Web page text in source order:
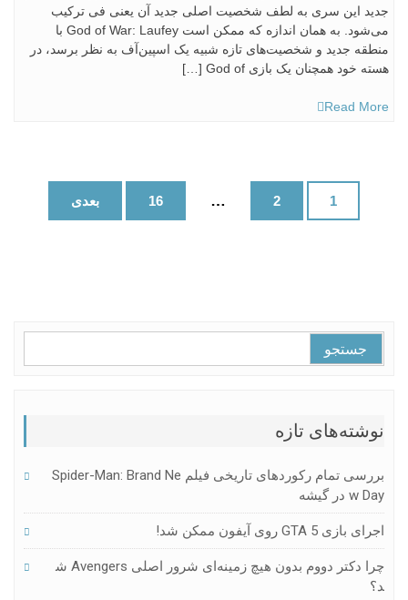
جدید این سری به لطف شخصیت اصلی جدید آن یعنی فی ترکیب
می‌شود. به همان اندازه که ممکن است God of War: Laufey با
منطقه جدید و شخصیت‌های تازه شبیه یک اسپین‌آف به نظر برسد، در
هسته خود همچنان یک بازی God of […]
Read More
نوشته‌ها
1
2
…
16 بعدی
برای:
نوشته‌های تازه
بررسی تمام رکوردهای تاریخی فیلم Spider-Man: Brand Ne
W Day در گیشه
اجرای بازی GTA 5 روی آیفون ممکن شد!
چرا دکتر دووم بدون هیچ زمینه‌ای شرور اصلی Avengers ش
د؟